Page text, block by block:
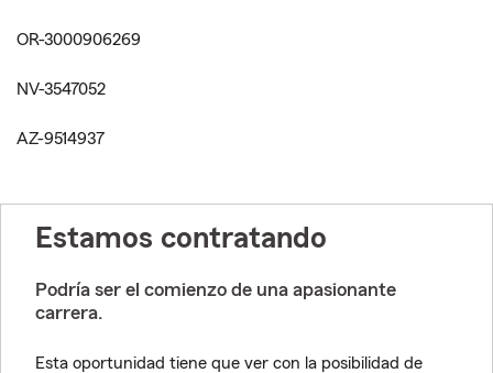
OR-3000906269
NV-3547052
AZ-9514937
Estamos contratando
Podría ser el comienzo de una apasionante
carrera.
Esta oportunidad tiene que ver con la posibilidad de